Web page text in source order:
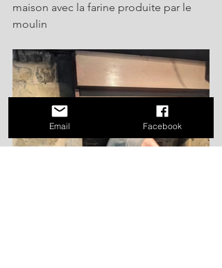
maison avec la farine produite par le
moulin
Email Facebook